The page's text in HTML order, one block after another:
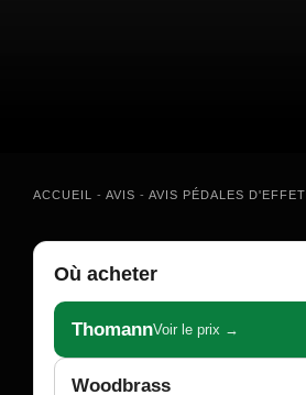
ACCUEIL - AVIS - AVIS PÉDALES D'EFFET
Où acheter
ThomannVoir le prix →
Woodbrass